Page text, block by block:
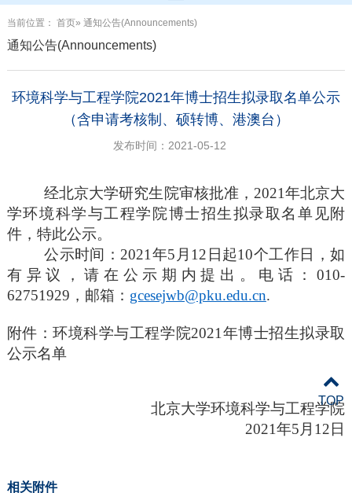
当前位置： 首页» 通知公告(Announcements)
通知公告(Announcements)
环境科学与工程学院2021年博士招生拟录取名单公示
（含申请考核制、硕转博、港澳台）
发布时间：2021-05-12
经北京大学研究生院审核批准， 2021年北京大
学环境科学与工程学院博士招生拟录取名单 见附
件，特此公示。
公示时间：2021 年5月1 2 日起10个工作日，如
有异议，请在公示期内提出。电话：010-
62751929 ，邮箱： gcesejwb@pku.edu.cn.
附件：环境科学与工程学院2021 年博士招生拟录取
公示名单
北京大学环境科学与工程学院
2021年5月1 2 日
相关附件
TOP